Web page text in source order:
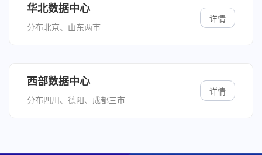
华北数据中心
分布北京、山东两市
详情
西部数据中心
分布四川、德阳、成都三市
详情